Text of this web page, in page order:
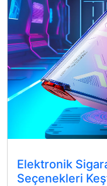
Elektronik
Seçenekleri